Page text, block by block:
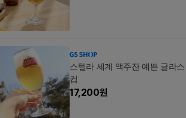
스텔라 세계 맥주잔 예쁜 글라
컵
17,200원